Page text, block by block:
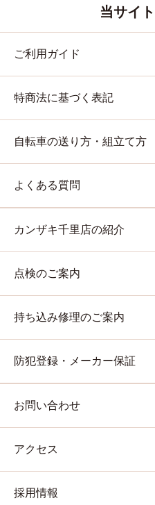
当サイ
ご利用ガイド
特商法に基づく表記
自転車の送り方・組立て方
よくある質問
カンザキ千里店の紹介
点検のご案内
持ち込み修理のご案内
防犯登録・メーカー保証
お問い合わせ
アクセス
採用情報